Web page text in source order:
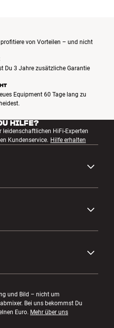
von Vorteilen – und nicht
Du 3 Jahre zusätzliche Garantie
Equipment 60 Tage lang zu
HILFE?
leidenschaftlichen HiFi-Experten
Kundenservice. Hilfe erhalten
und Bild – nicht um
Bei uns bekommst Du
Euro. Mehr über uns